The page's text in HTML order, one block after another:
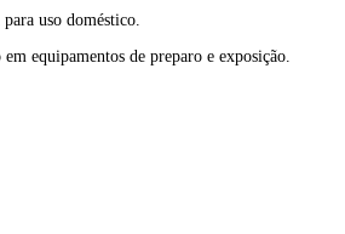
uso doméstico.
equipamentos de preparo e exposição.